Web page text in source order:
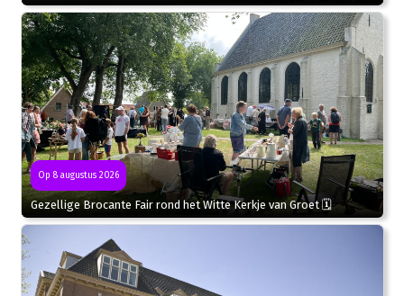
Op 8 augustus 2026
Gezellige Brocante Fair rond het Witte Kerkje van Groet 🗓